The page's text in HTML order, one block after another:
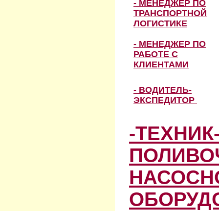
- МЕНЕДЖЕР ПО
ТРАНСПОРТНОЙ
ЛОГИСТИКЕ
- МЕНЕДЖЕР ПО
РАБОТЕ С
КЛИЕНТАМИ
- ВОДИТЕЛЬ-
ЭКСПЕДИТОР
-